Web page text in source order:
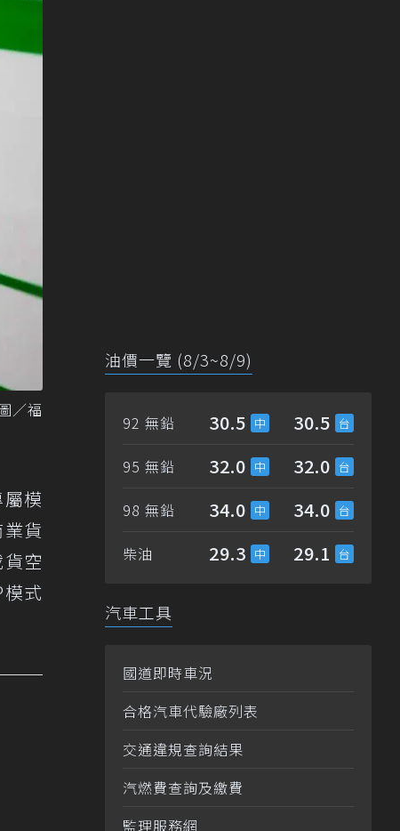
／福
屬模
貨
空
式
油價一覽 (8/3~8/9)
92 無鉛 30.5 30.5
95 無鉛 32.0 32.0
98 無鉛 34.0 34.0
柴油 29.3 29.1
汽車工具
國道即時車況
合格汽車代驗廠列表
交通違規查詢結果
汽燃費查詢及繳費
監理服務網